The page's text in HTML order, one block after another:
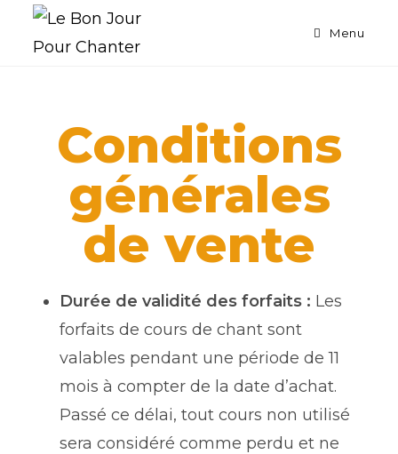
Menu
Conditions
générales
de vente
Durée de validité des forfaits : Les
forfaits de cours de chant sont
valables pendant une période de 11
mois à compter de la date d’achat.
Passé ce délai, tout cours non utilisé
sera considéré comme perdu et ne